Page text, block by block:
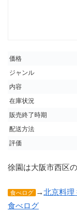
価格
ジャンル
内容
在庫状況
販売終了時期
配送方法
評価
徐園は大阪市西区
食べログ →北京料理
食べログ